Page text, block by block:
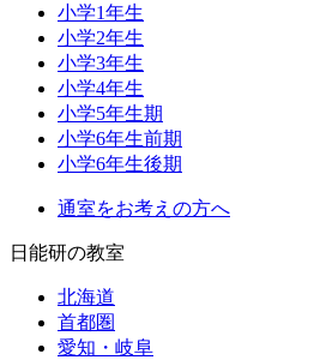
小学1年生
小学2年生
小学3年生
小学4年生
小学5年生期
小学6年生前期
小学6年生後期
通室をお考えの方へ
日能研の教室
北海道
首都圏
愛知・岐阜